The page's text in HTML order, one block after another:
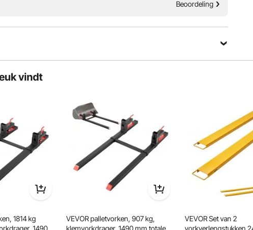
meervoudige bescherming en een robuuste constructie die
en veiligheid tijdens het gebruik.
Beoordeling
vindt
1814 kg
1490
VEVOR palletvorken, 907 kg,
klemvorkdrager, 1490 mm totale
VEVOR Set van 2
vorkverlengstukken